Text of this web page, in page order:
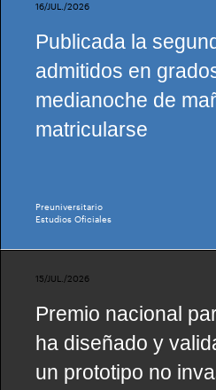
16/JUL./2026
Publicada la
admitidos en
medianoche de
matricularse
Preuniversitario
Estudios Oficiales
15/JUL./2026
Premio nacional
ha diseñado y
un prototipo no